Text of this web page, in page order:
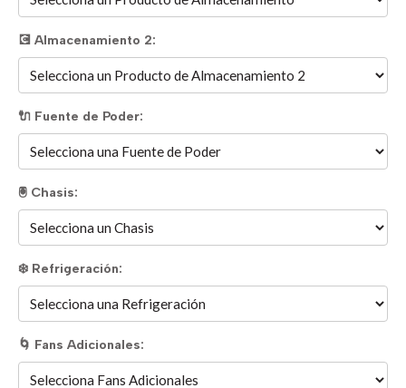
💽 Almacenamiento 2:
🔌 Fuente de Poder:
🖲️ Chasis:
❄️ Refrigeración:
🌀 Fans Adicionales: